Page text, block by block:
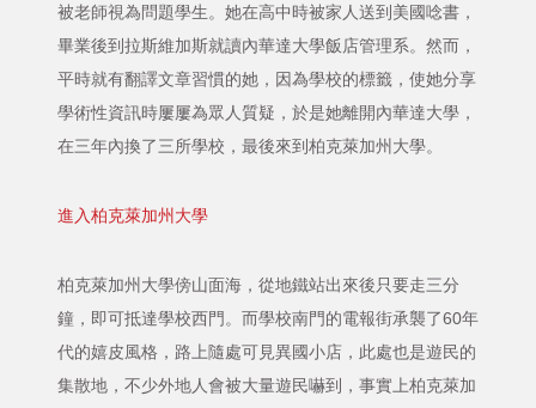
被老師視為問題學生。她在高中時被家人送到美國唸書，
畢業後到拉斯維加斯就讀內華達大學飯店管理系。然而，
平時就有翻譯文章習慣的她，因為學校的標籤，使她分享
學術性資訊時屢屢為眾人質疑，於是她離開內華達大學，
在三年內換了三所學校，最後來到柏克萊加州大學。
進入柏克萊加州大學
柏克萊加州大學傍山面海，從地鐵站出來後只要走三分
鐘，即可抵達學校西門。而學校南門的電報街承襲了60年
代的嬉皮風格，路上隨處可見異國小店，此處也是遊民的
集散地，不少外地人會被大量遊民嚇到，事實上柏克萊加